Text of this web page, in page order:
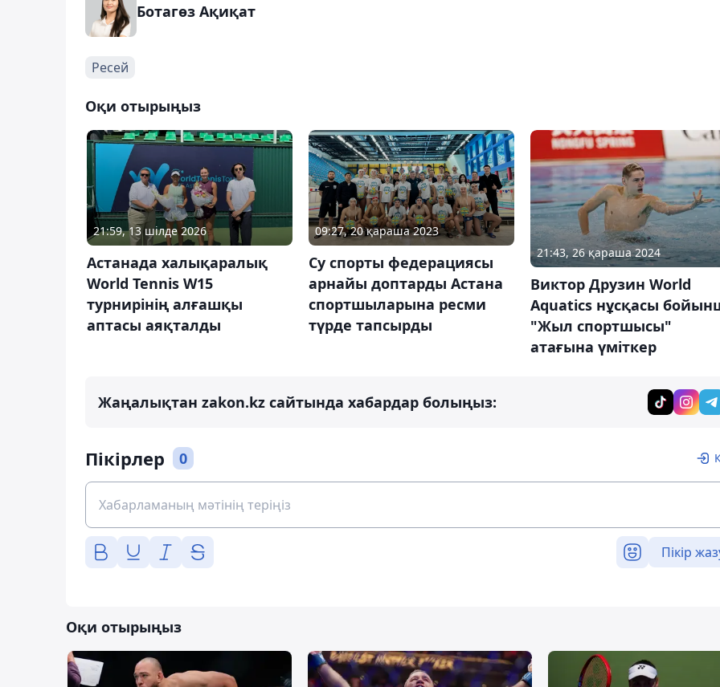
Ботагөз Ақиқат
Ресей
Оқи отырыңыз
21:59, 13 шілде 2026
Астанада халықаралық
World Tennis W15
турнирінің алғашқы
аптасы аяқталды
09:27, 20 қараша 2023
Су спорты федерациясы
арнайы доптарды Астана
спортшыларына ресми
түрде тапсырды
21:43, 26 қараша 2024
Виктор Друзин World
Aquatics нұсқасы
"Жыл спортшысы"
атағына үміткер
Жаңалықтан zakon.kz сайтында хабардар болыңыз:
Пікірлер 0
Пікір
Оқи отырыңыз